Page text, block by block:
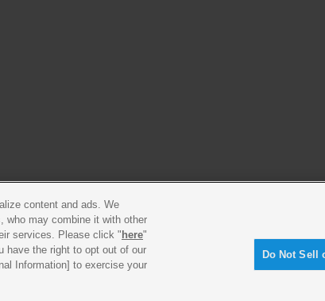
バシーポリシー
基づく表示 製品・事業のお問合せ
content and ads. We
who may combine it with other
services. Please click " here"
have the right to opt out of our
Information] to exercise your
Do Not Sell